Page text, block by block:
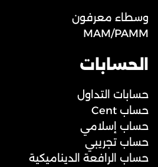
وسطاء معرفون
MAM/PAMM
الحسابات
حسابات التداول
حساب Cent
حساب إسلامي
حساب تجريبي
حساب الرافعة الديناميكية